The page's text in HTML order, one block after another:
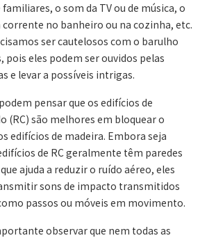
o som da TV ou de música, o
corrente no banheiro ou na cozinha, etc.
ser cautelosos com o barulho
pois eles podem ser ouvidos pelas
e levar a possíveis intrigas.
pensar que os edifícios de
(RC) são melhores em bloquear o
edifícios de madeira. Embora seja
de RC geralmente têm paredes
ajuda a reduzir o ruído aéreo, eles
sons de impacto transmitidos
passos ou móveis em movimento.
observar que nem todas as